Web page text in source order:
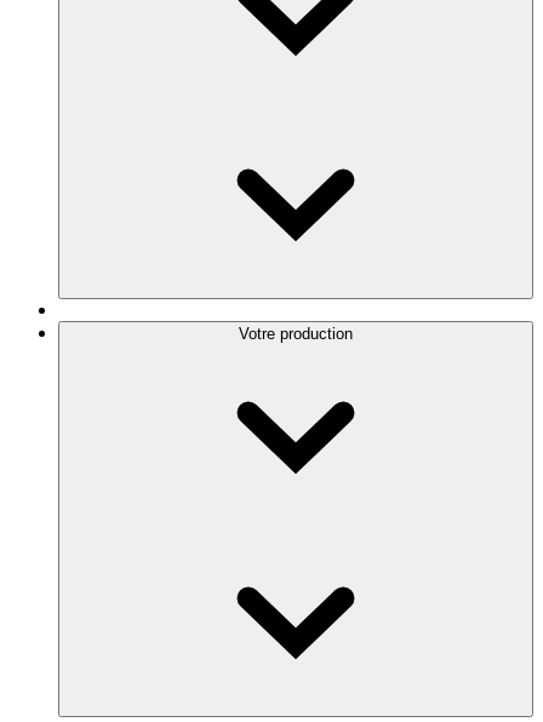
Votre production